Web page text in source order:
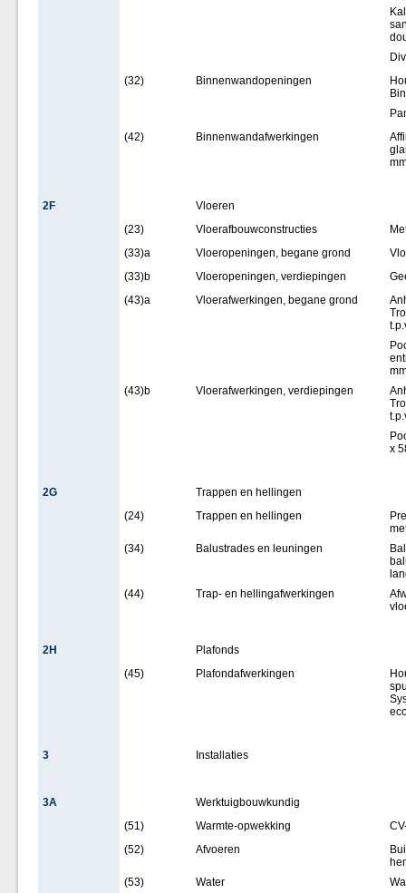
(32)
Binnenwandopeningen
(42)
Binnenwandafwerkingen
2F
Vloeren
(23)
Vloerafbouwconstructies
(33)a
Vloeropeningen, begane grond
(33)b
Vloeropeningen, verdiepingen
(43)a
Vloerafwerkingen, begane grond
(43)b
Vloerafwerkingen, verdiepingen
x
2G
Trappen en hellingen
(24)
Trappen en hellingen
(34)
Balustrades en leuningen
(44)
Trap- en hellingafwerkingen
2H
Plafonds
(45)
Plafondafwerkingen
3 Installaties
3A
Werktuigbouwkundig
(51)
Warmte-opwekking
(52)
Afvoeren
(53)
Water